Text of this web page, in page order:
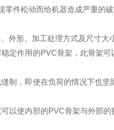
件松动而给机器造成严重的破
外形、加工处理方式及尺寸大
定作用的PVC骨架，此骨架
制，即使在负荷的情况下也坚
以使内部的PVC骨架与外部